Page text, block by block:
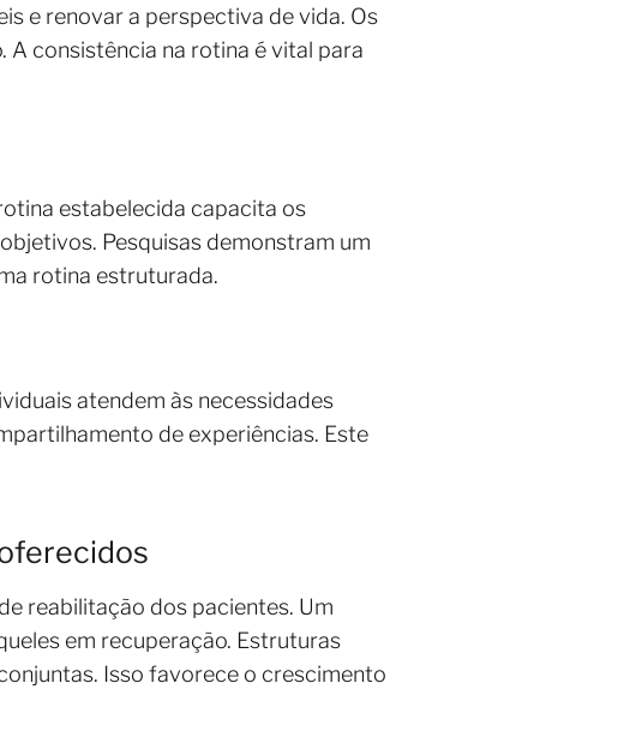
e renovar a perspectiva de vida. Os
consistência na rotina é vital para
estabelecida capacita os
Pesquisas demonstram um
rotina estruturada.
atendem às necessidades
de experiências. Este
reabilitação dos pacientes. Um
em recuperação. Estruturas
Isso favorece o crescimento